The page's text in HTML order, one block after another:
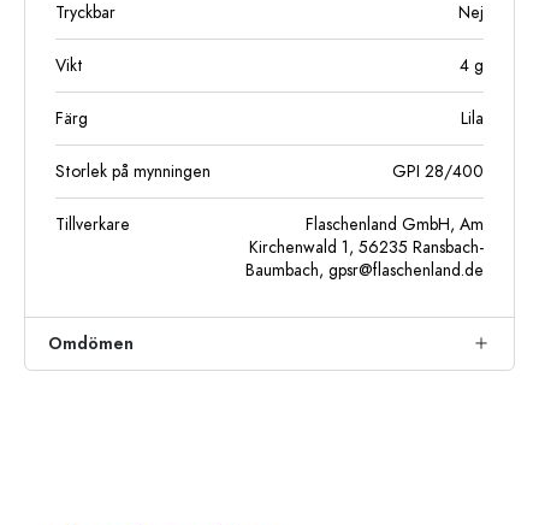
Tryckbar Nej
Vikt 4 g
Färg Lila
Storlek på mynningen GPI 28/400
Tillverkare
Flaschenland GmbH, Am
Kirchenwald 1, 56235 Ransbach-
Baumbach, gpsr@flaschenland.de
Omdömen